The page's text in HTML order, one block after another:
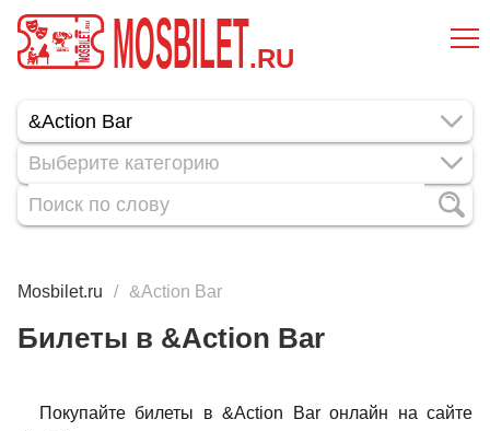
MOSBILET.RU
Выберите категорию
Mosbilet.ru &Action Bar
Билеты в &Action Bar
Покупайте билеты в &Action Bar онлайн на сайте